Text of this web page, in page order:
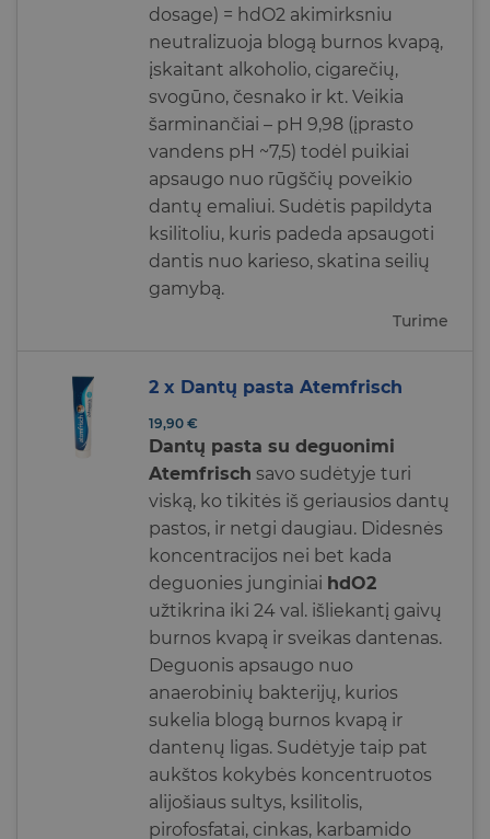
dosage) = hdO2 akimirksniu
neutralizuoja blogą burnos kvapą,
įskaitant alkoholio, cigarečių,
svogūno, česnako ir kt. Veikia
šarminančiai – pH 9,98 (įprasto
vandens pH ~7,5) todėl puikiai
apsaugo nuo rūgščių poveikio
dantų emaliui. Sudėtis papildyta
ksilitoliu, kuris padeda apsaugoti
dantis nuo karieso, skatina seilių
gamybą.
Turime
2 x Dantų pasta Atemfrisch
19,90 €
Dantų pasta su deguonimi
Atemfrisch savo sudėtyje turi
viską, ko tikitės iš geriausios dantų
pastos, ir netgi daugiau. Didesnės
koncentracijos nei bet kada
deguonies junginiai hdO2
užtikrina iki 24 val. išliekantį gaivų
burnos kvapą ir sveikas dantenas.
Deguonis apsaugo nuo
anaerobinių bakterijų, kurios
sukelia blogą burnos kvapą ir
dantenų ligas. Sudėtyje taip pat
aukštos kokybės koncentruotos
alijošiaus sultys, ksilitolis,
pirofosfatai, cinkas, karbamido